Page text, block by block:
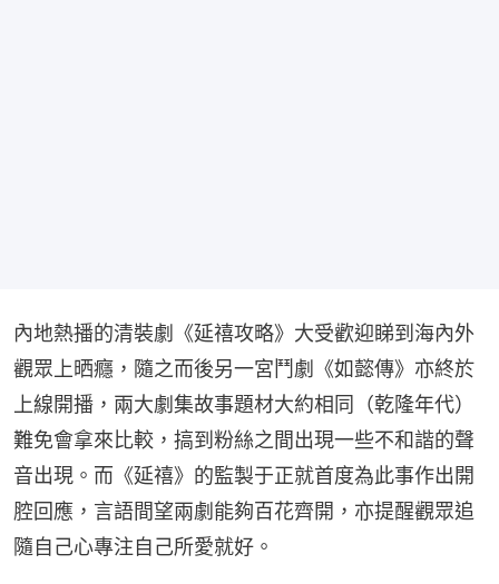
內地熱播的清裝劇《延禧攻略》大受歡迎睇到海內外
觀眾上晒癮，隨之而後另一宮鬥劇《如懿傳》亦終於
上線開播，兩大劇集故事題材大約相同（乾隆年代）
難免會拿來比較，搞到粉絲之間出現一些不和諧的聲
音出現。而《延禧》的監製于正就首度為此事作出開
腔回應，言語間望兩劇能夠百花齊開，亦提醒觀眾追
隨自己心專注自己所愛就好。